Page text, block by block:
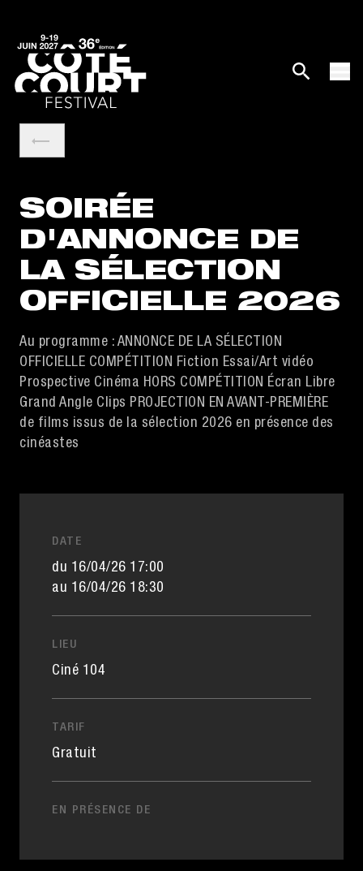
SOIRÉE
D'ANNONCE DE
LA SÉLECTION
OFFICIELLE 2026
Au programme : ANNONCE DE LA SÉLECTION
OFFICIELLE COMPÉTITION Fiction Essai/Art vidéo
Prospective Cinéma HORS COMPÉTITION Écran Libre
Grand Angle Clips PROJECTION EN AVANT-PREMIÈRE
de films issus de la sélection 2026 en présence des
cinéastes
DATE
du 16/04/26 17:00
au 16/04/26 18:30
LIEU
Ciné 104
TARIF
Gratuit
EN PRÉSENCE DE